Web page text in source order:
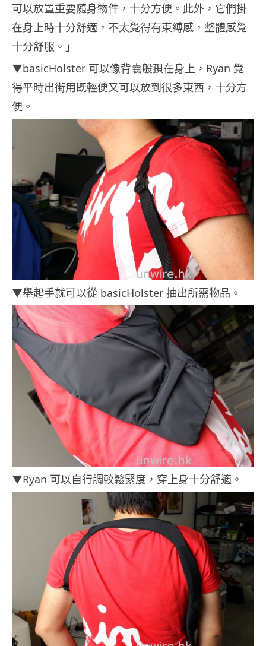
可以放置重要隨身物件，十分方便。此外，它們掛
在身上時十分舒適，不太覺得有束縛感，整體感覺
十分舒服。」
▼basicHolster 可以像背囊般孭在身上，Ryan 覺
得平時出街用既輕便又可以放到很多東西，十分方
便。
▼舉起手就可以從 basicHolster 抽出所需物品。
▼Ryan 可以自行調較鬆緊度，穿上身十分舒適。